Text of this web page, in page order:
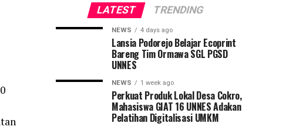
LATEST TRENDING
NEWS 4 days ago
Lansia Podorejo Belajar Ecoprint
Bareng Tim Ormawa SGL PGSD
UNNES
NEWS 1 week ago
Perkuat Produk Lokal Desa Cokro,
Mahasiswa GIAT 16 UNNES Adakan
Pelatihan Digitalisasi UMKM